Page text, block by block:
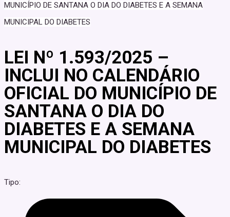
MUNICÍPIO DE SANTANA O DIA DO DIABETES E A SEMANA
MUNICIPAL DO DIABETES
LEI Nº 1.593/2025 –
INCLUI NO CALENDÁRIO
OFICIAL DO MUNICÍPIO DE
SANTANA O DIA DO
DIABETES E A SEMANA
MUNICIPAL DO DIABETES
Tipo: